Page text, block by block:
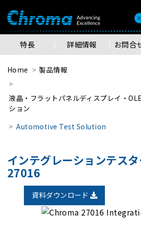
0
特長 詳細情報 お問合
Home 製品情報
液晶・フラットパネルディスプレイ・
ション
Automotive Test Solution
インテグレーションテス
27016
資料ダウンロード